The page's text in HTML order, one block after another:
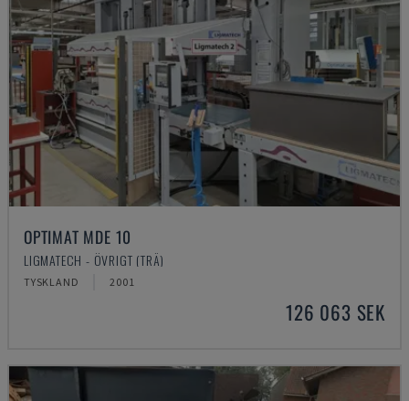
OPTIMAT MDE 10
LIGMATECH - ÖVRIGT (TRÄ)
TYSKLAND 2001
126 063 SEK